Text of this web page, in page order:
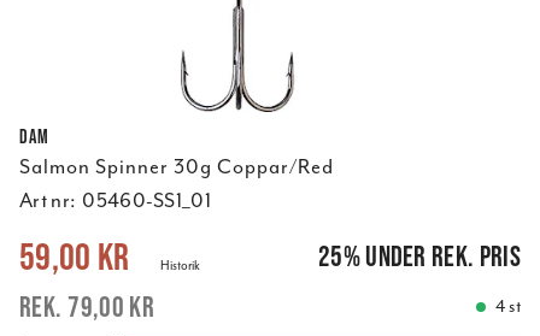
DAM
Salmon Spinner 30g Coppar/Red
Art nr: 05460-SS1_01
Nuvarande pris: 79,00 kr
59,00 kr
79,00 kr
Historik 25%under rek. pris
4 st